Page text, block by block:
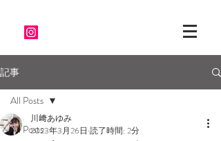
記事
All Posts
All Posts
川﨑あゆみ
2023年3月26日 読了時間: 2分